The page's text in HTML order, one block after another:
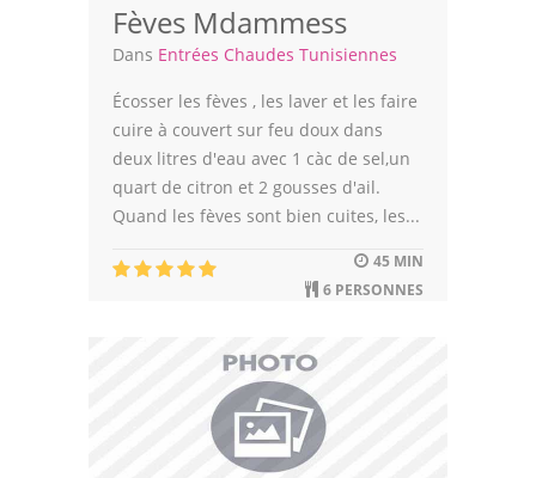
Fèves Mdammess
Dans Entrées Chaudes Tunisiennes
Écosser les fèves , les laver et les faire
cuire à couvert sur feu doux dans
deux litres d'eau avec 1 càc de sel,un
quart de citron et 2 gousses d'ail.
Quand les fèves sont bien cuites, les...
45 MIN
6 PERSONNES